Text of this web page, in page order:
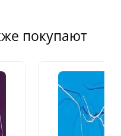
покупают